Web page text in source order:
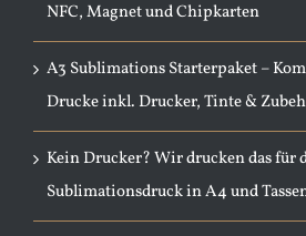
NFC, Magnet und Chipkarten
A3 Sublimations Starterpaket –
Drucke inkl. Drucker, Tinte &
Kein Drucker? Wir drucken das für
Sublimationsdruck in A4 und